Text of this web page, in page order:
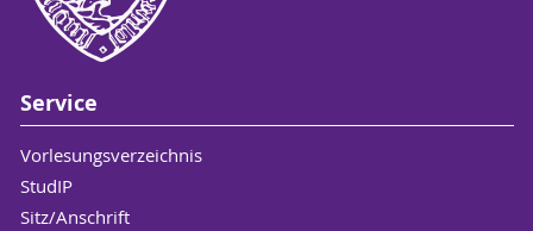
Service
Vorlesungsverzeichnis
StudIP
Sitz/Anschrift